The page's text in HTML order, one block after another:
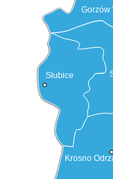
Krosno
Słubice
Gorzów